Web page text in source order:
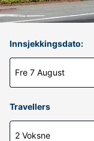
Innsjekkingsdato:
Fre 7 August
Travellers
2 Voksne